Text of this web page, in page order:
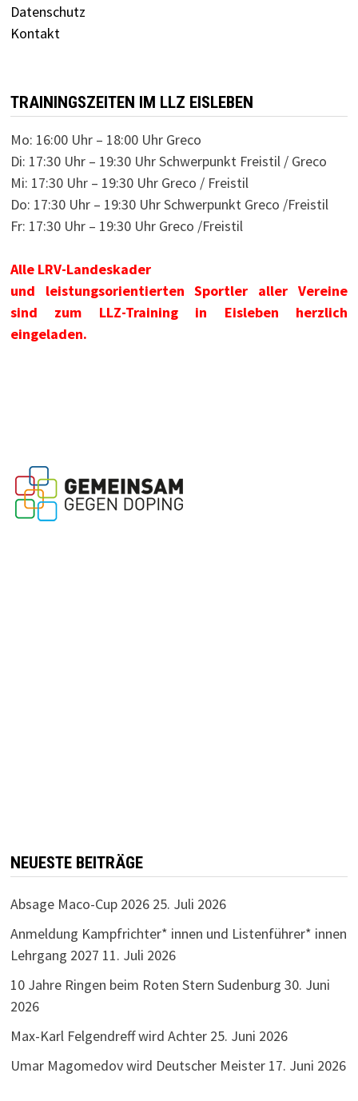
Datenschutz
Kontakt
TRAININGSZEITEN IM LLZ EISLEBEN
Mo: 16:00 Uhr – 18:00 Uhr Greco
Di: 17:30 Uhr – 19:30 Uhr Schwerpunkt Freistil / Greco
Mi: 17:30 Uhr – 19:30 Uhr Greco / Freistil
Do: 17:30 Uhr – 19:30 Uhr Schwerpunkt Greco /Freistil
Fr: 17:30 Uhr – 19:30 Uhr Greco /Freistil
Alle LRV-Landeskader
und leistungsorientierten Sportler aller Vereine
sind zum LLZ-Training in Eisleben herzlich
eingeladen.
NEUESTE BEITRÄGE
Absage Maco-Cup 2026 25. Juli 2026
Anmeldung Kampfrichter* innen und Listenführer* innen
Lehrgang 2027 11. Juli 2026
10 Jahre Ringen beim Roten Stern Sudenburg 30. Juni
2026
Max-Karl Felgendreff wird Achter 25. Juni 2026
Umar Magomedov wird Deutscher Meister 17. Juni 2026